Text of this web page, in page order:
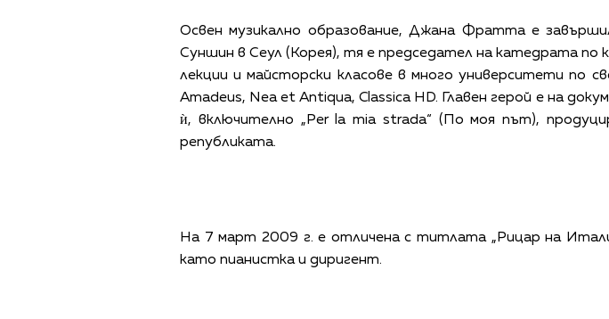
Освен музикално образование, Джана Фратта е
Суншин в Сеул (Корея), тя е председател на катедрата
лекции и майсторски класове в много университети по
Amadeus, Nea et Antiqua, Classica HD. Главен герой е на
ѝ, включително „Per la mia strada“ (По моя път),
републиката.
На 7 март 2009 г. е отличена с титлата „Рицар на
като пианистка и диригент.